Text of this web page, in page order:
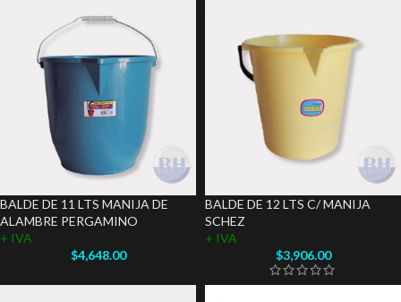
BALDE DE 11 LTS MANIJA DE
ALAMBRE PERGAMINO
+ IVA
$4,648.00
BALDE DE 12 LTS C/ MANIJA
SCHEZ
+ IVA
$3,906.00